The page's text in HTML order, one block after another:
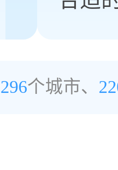
296个城市、